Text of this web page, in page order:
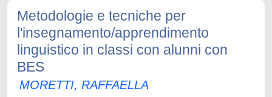
Metodologie e tecniche per
l'insegnamento/apprendimento
linguistico in classi con alunni con
BES
MORETTI, RAFFAELLA